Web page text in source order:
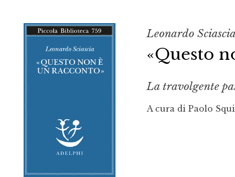
Leonardo Sciascia
«Questo
La travolgente
A cura di Paolo